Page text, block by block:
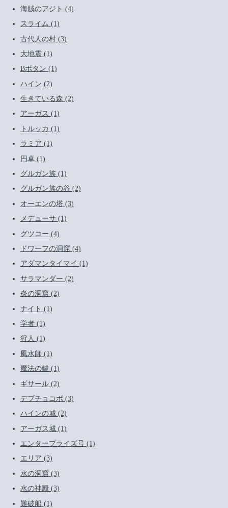
海賊のアジト (4)
スライム (1)
古代人の村 (3)
大地震 (1)
Bボタン (1)
ハイン (2)
生きている森 (2)
アーガス (1)
トルッカ (1)
ラミア (1)
円卓 (1)
グルガン族 (1)
グルガン族の谷 (2)
オーエンの塔 (3)
メデューサ (1)
グツコー (4)
ドワーフの洞窟 (4)
アダマンタイマイ (1)
サラマンダー (2)
炎の洞窟 (2)
ナイト (1)
学者 (1)
狩人 (1)
風水師 (1)
魔法の鍵 (1)
ギサール (2)
デブチョコボ (3)
ハインの城 (2)
アーガス城 (1)
エンタープライズ号 (1)
エリア (3)
水の洞窟 (3)
水の神殿 (3)
難破船 (1)